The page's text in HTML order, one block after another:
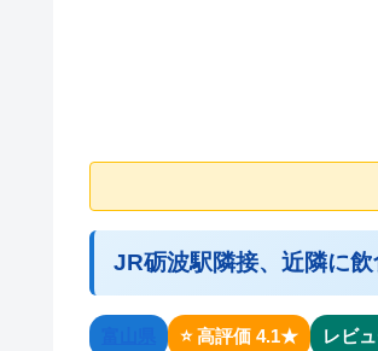
JR砺波駅隣接、近隣に
⭐ 高評価 4.1★ レビ